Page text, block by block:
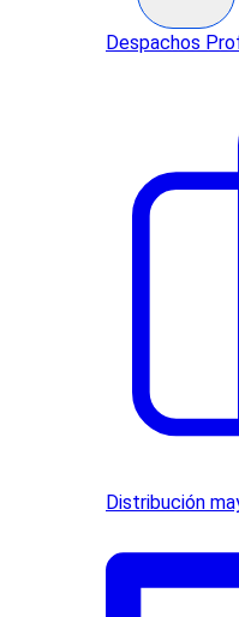
Despachos
Distribución